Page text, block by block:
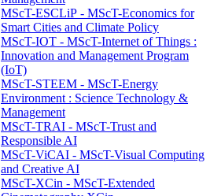
MScT-ESCLiP - MScT-Economics for
Smart Cities and Climate Policy
MScT-IOT - MScT-Internet of Things :
Innovation and Management Program
(IoT)
MScT-STEEM - MScT-Energy
Environment : Science Technology &
Management
MScT-TRAI - MScT-Trust and
Responsible AI
MScT-ViCAI - MScT-Visual Computing
and Creative AI
MScT-XCin - MScT-Extended